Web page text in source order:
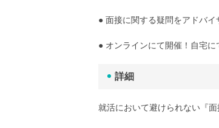
● 面接に関する疑問をアドバイ
● オンラインにて開催！自宅に
詳細
就活において避けられない『面